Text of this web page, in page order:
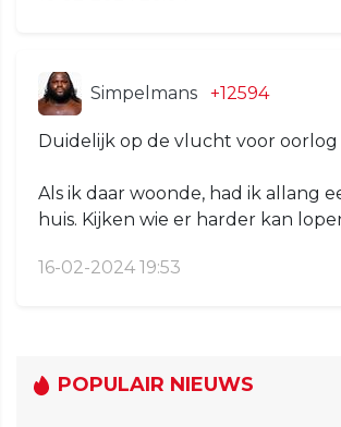
Simpelmans +12594
Duidelijk op de vlucht voor
Als ik daar woonde, had ik allang
huis. Kijken wie er harder kan
16-02-2024 19:53
POPULAIR NIEUWS